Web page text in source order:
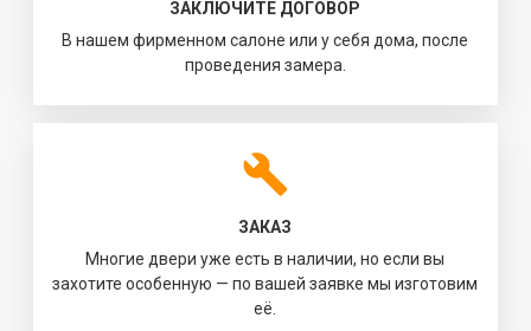
ЗАКЛЮЧИТЕ ДОГОВОР
В нашем фирменном салоне или у себя дома, после
проведения замера.
ЗАКАЗ
Многие двери уже есть в наличии, но если вы
захотите особенную — по вашей заявке мы изготовим
её.